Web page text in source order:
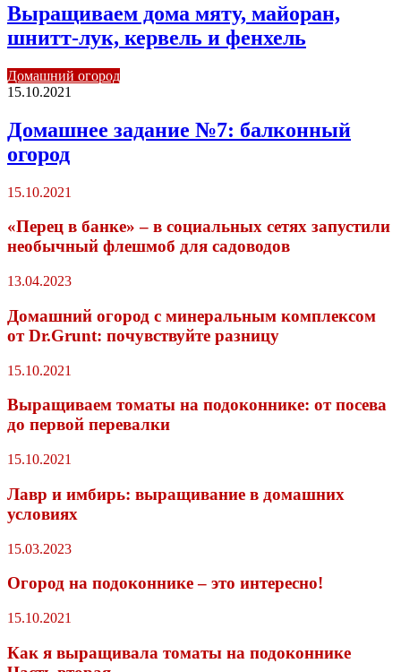
Выращиваем дома мяту, майоран,
шнитт-лук, кервель и фенхель
Домашний огород
15.10.2021
Домашнее задание №7: балконный
огород
15.10.2021
«Перец в банке» – в социальных сетях запустили
необычный флешмоб для садоводов
13.04.2023
Домашний огород с минеральным комплексом
от Dr.Grunt: почувствуйте разницу
15.10.2021
Выращиваем томаты на подоконнике: от посева
до первой перевалки
15.10.2021
Лавр и имбирь: выращивание в домашних
условиях
15.03.2023
Огород на подоконнике – это интересно!
15.10.2021
Как я выращивала томаты на подоконнике